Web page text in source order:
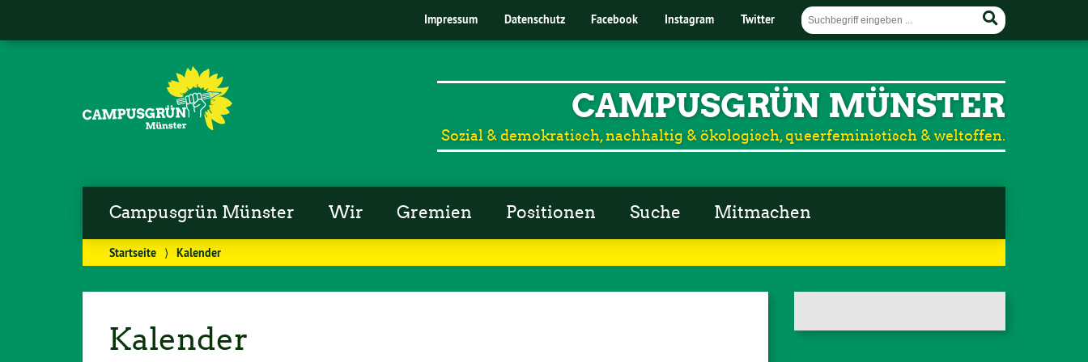
Impressum Datenschutz Facebook Instagram Twitter
CAMPUSGRÜN MÜNSTER
Sozial & demokratisch, nachhaltig & ökologisch, queerfeministisch & weltoffen.
Campusgrün Münster Wir Gremien Positionen Suche Mitmachen
Startseite ⟩ Kalender
Kalender